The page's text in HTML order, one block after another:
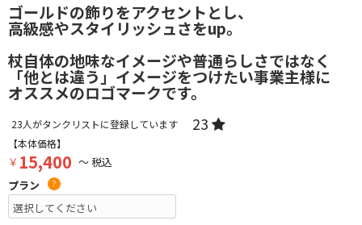
ゴールドの飾りをアクセントとし、
高級感やスタイリッシュさをup。
杖自体の地味なイメージや普通らしさではなく
「他とは違う」イメージをつけたい事業主様に
オススメのロゴマークです。
23人がタンクリストに登録しています 23
【本体価格】
￥ 15,400 ～ 税込
プラン
?